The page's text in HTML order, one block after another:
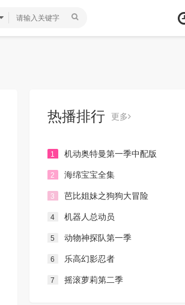
热播排行 更多
1 机动奥特曼第一季中配版
2 海绵宝宝全集
3 芭比姐妹之狗狗大冒险
4 机器人总动员
5 动物神探队第一季
6 乐高幻影忍者
7 摇滚萝莉第二季